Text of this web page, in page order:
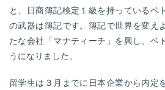
と、日商簿記検定１級を持っているベ
の武器は簿記です。簿記で世界を変
たな会社「マナティーチ」を興し、ベ
うになりました。
留学生は３月までに日本企業から内定